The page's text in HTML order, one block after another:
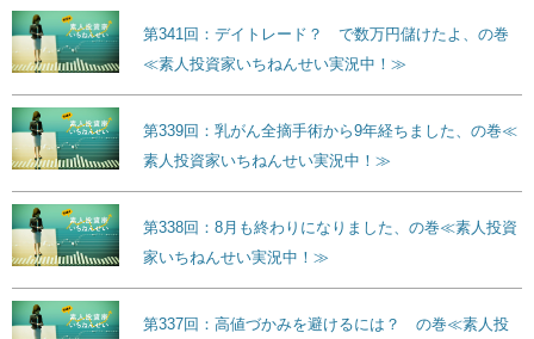
第341回：デイトレード？ で数万円儲けたよ、の巻
≪素人投資家いちねんせい実況中！≫
第339回：乳がん全摘手術から9年経ちました、の巻≪
素人投資家いちねんせい実況中！≫
第338回：8月も終わりになりました、の巻≪素人投資
家いちねんせい実況中！≫
第337回：高値づかみを避けるには？ の巻≪素人投